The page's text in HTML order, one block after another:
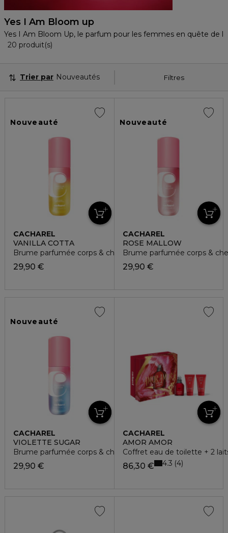
Yes I Am Bloom up
Yes I Am Bloom Up, le parfum pour les femmes en quête de
20 produit(s)
Filtres
Trier par Nouveautés
Nouveauté
CACHAREL
VANILLA COTTA
Brume parfumée corps & cheveux
29,90 €
Nouveauté
CACHAREL
ROSE MALLOW
Brume parfumée corps &
29,90 €
Nouveauté
CACHAREL
VIOLETTE SUGAR
Brume parfumée corps & cheveux
29,90 €
CACHAREL
AMOR AMOR
Coffret eau de toilette + 2
86,30 € 4.3 4